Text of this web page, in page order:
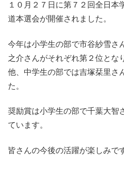
１０月２７日に第７２回全日本
道本選会が開催されました。
今年は小学生の部で市谷紗雪さ
之介さんがそれぞれ第２位とな
他、中学生の部では吉塚栞里さ
た。
奨励賞は小学生の部で千葉大智
ています。
皆さんの今後の活躍が楽しみで